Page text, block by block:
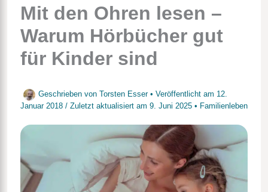
Mit den Ohren lesen –
Warum Hörbücher gut
für Kinder sind
Geschrieben von Torsten Esser • Veröffentlicht am 12.
Januar 2018 / Zuletzt aktualisiert am 9. Juni 2025• Familienleben